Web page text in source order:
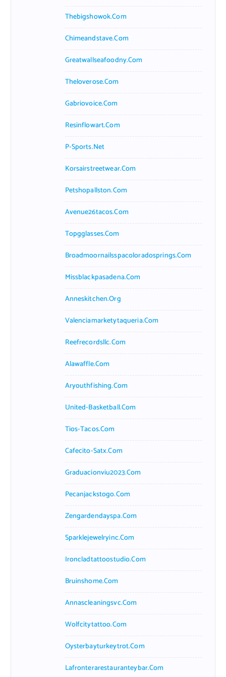
Thebigshowok.com
Chimeandstave.com
Greatwallseafoodny.com
Theloverose.com
Gabriovoice.com
Resinflowart.com
P-Sports.net
Korsairstreetwear.com
Petshopallston.com
Avenue26tacos.com
Topgglasses.com
Broadmoornailsspacoloradosprings.com
Missblackpasadena.com
Anneskitchen.org
Valenciamarketytaqueria.com
Reefrecordsllc.com
Alawaffle.com
Aryouthfishing.com
United-Basketball.com
Tios-Tacos.com
Cafecito-Satx.com
Graduacionviu2023.com
Pecanjackstogo.com
Zengardendayspa.com
Sparklejewelryinc.com
Ironcladtattoostudio.com
Bruinshome.com
Annascleaningsvc.com
Wolfcitytattoo.com
Oysterbayturkeytrot.com
Lafronterarestauranteybar.com